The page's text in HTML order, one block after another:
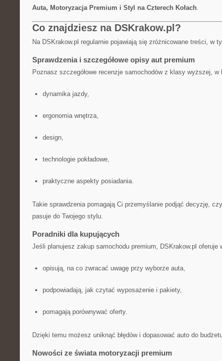
Auta, Motoryzacja Premium i Styl na Czterech Kołach.
Co znajdziesz na DSKrakow.pl?
Na DSKrakow.pl regularnie pojawiają się zróżnicowane treści, w
Sprawdzenia i szczegółowe opisy aut premium
Poznasz szczegółowe recenzje samochodów z klasy wyższej,
dynamika jazdy,
ergonomia wnętrza,
design,
technologie pokładowe,
praktyczne aspekty posiadania.
Takie sprawdzenia pomagają Ci przemyślanie podjąć decyzję,
pasuje do Twojego stylu.
Poradniki dla kupujących
Jeśli planujesz zakup samochodu premium, DSKrakow.pl oferuje
opisują, na co zwracać uwagę przy wyborze auta,
podpowiadają, jak czytać wyposażenie i pakiety,
pomagają porównywać oferty.
Dzięki temu możesz uniknąć błędów i dopasować auto do
Nowości ze świata motoryzacji premium